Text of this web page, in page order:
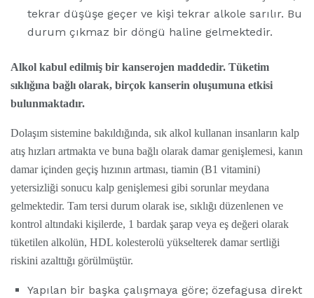
tekrar düşüşe geçer ve kişi tekrar alkole sarılır. Bu
durum çıkmaz bir döngü haline gelmektedir.
Alkol kabul edilmiş bir kanserojen maddedir. Tüketim
sıklığına bağlı olarak, birçok kanserin oluşumuna etkisi
bulunmaktadır.
Dolaşım sistemine bakıldığında, sık alkol kullanan insanların kalp
atış hızları artmakta ve buna bağlı olarak damar genişlemesi, kanın
damar içinden geçiş hızının artması, tiamin (B1 vitamini)
yetersizliği sonucu kalp genişlemesi gibi sorunlar meydana
gelmektedir. Tam tersi durum olarak ise, sıklığı düzenlenen ve
kontrol altındaki kişilerde, 1 bardak şarap veya eş değeri olarak
tüketilen alkolün, HDL kolesterolü yükselterek damar sertliği
riskini azalttığı görülmüştür.
Yapılan bir başka çalışmaya göre; özefagusa direkt